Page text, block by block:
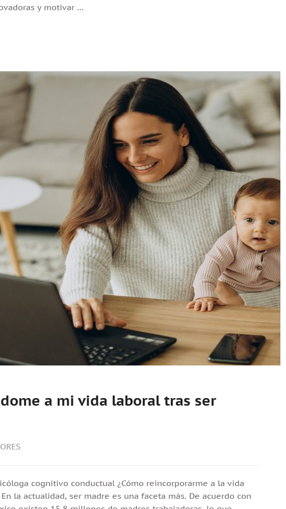
y motivar …
a mi vida laboral tras ser
cognitivo conductual ¿Cómo reincorporarme a la vida
la actualidad, ser madre es una faceta más. De acuerdo con